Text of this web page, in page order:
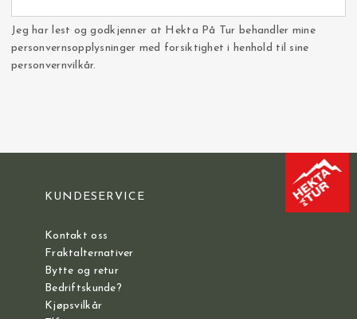
Jeg har lest og godkjenner at Hekta På Tur behandler mine
personvernsopplysninger med forsiktighet i henhold til sine
personvernvilkår.
KUNDESERVICE
Kontakt oss
Fraktalternativer
Bytte og retur
Bedriftskunde?
Kjøpsvilkår